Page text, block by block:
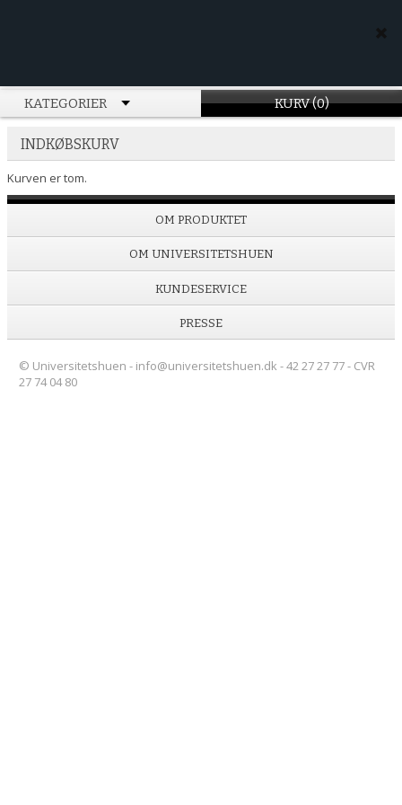
KATEGORIER KURV (0)
INDKØBSKURV
Kurven er tom.
OM PRODUKTET
OM UNIVERSITETSHUEN
KUNDESERVICE
PRESSE
© Universitetshuen - info@universitetshuen.dk - 42 27 27 77 - CVR
27 74 04 80